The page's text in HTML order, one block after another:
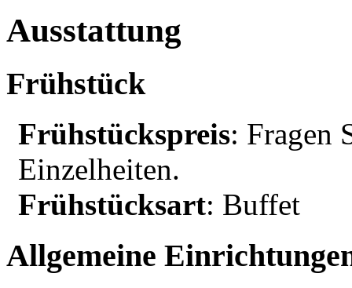
Ausstattung
Frühstück
Frühstückspreis: Fragen
Einzelheiten.
Frühstücksart: Buffet
Allgemeine